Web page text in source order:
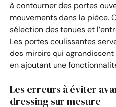
à contourner des portes
mouvements dans la pièce.
sélection des tenues et
Les portes coulissantes
des miroirs qui
en ajoutant une
Les erreurs à éviter
dressing sur mesure